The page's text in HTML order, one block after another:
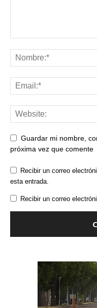
Guardar mi nombre,
próxima vez que comente
Recibir un correo
esta entrada.
Recibir un correo